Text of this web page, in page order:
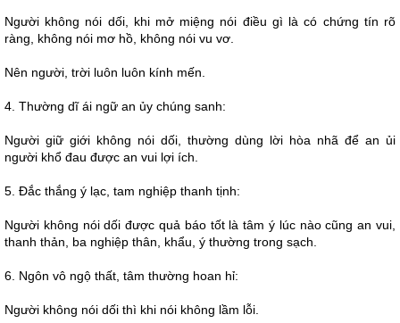
Người không nói dối, khi mở miệng nói điều gì là có chứng tín rõ
ràng, không nói mơ hồ, không nói vu vơ.
Nên người, trời luôn luôn kính mến.
4. Thường dĩ ái ngữ an ủy chúng sanh:
Người giữ giới không nói dối, thường dùng lời hòa nhã để an ủi
người khổ đau được an vui lợi ích.
5. Đắc thắng ý lạc, tam nghiệp thanh tịnh:
Người không nói dối được quả báo tốt là tâm ý lúc nào cũng an vui,
thanh thản, ba nghiệp thân, khẩu, ý thường trong sạch.
6. Ngôn vô ngộ thất, tâm thường hoan hỉ:
Người không nói dối thì khi nói không lầm lỗi.